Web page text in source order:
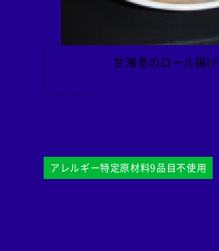
甘海老のロール揚げ
アレルギー特定原材料9品目不使用